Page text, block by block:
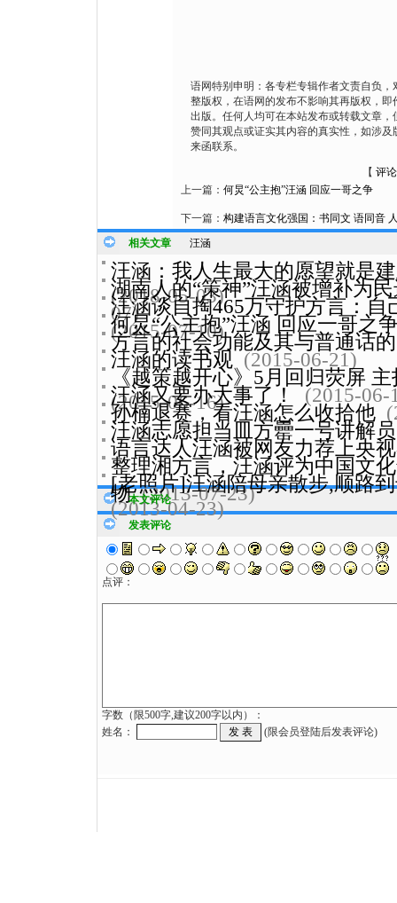
语网特别申明：各专栏专辑作者文责自负，
整版权，在语网的发布不影响其再版权，即
出版。任何人均可在本站发布或转载文章，
赞同其观点或证实其内容的真实性，如涉及
来函联系。
【 评论
上一篇： 何炅“公主抱”汪涵 回应一哥之争
下一篇： 构建语言文化强国：书同文 语同音
相关文章
汪涵
汪涵：我人生最大的愿望就是
(2018-05-03)
湖南人的“策神”汪涵被增补为
07)
汪涵谈自掏465万守护方言：自
(2015-07-10)
何炅“公主抱”汪涵 回应一哥之
方言的社会功能及其与普通话
汪涵的读书观 (2015-06-21)
《越策越开心》5月回归荧屏
(2015-06-16)
汪涵又要办大事了！
(2015-06-
孙楠退赛，看汪涵怎么收拾他
汪涵志愿担当皿方罍一号讲解员
语言达人汪涵被网友力荐上央
整理湘方言，汪涵评为中国文
物 (2013-07-23)
[老照片]汪涵陪母亲散步,顺路
(2013-04-23)
本文评论
发表评论
点评：
字数（限500字,建议200字以内）：
姓名：
(限会员登陆后发表评论)